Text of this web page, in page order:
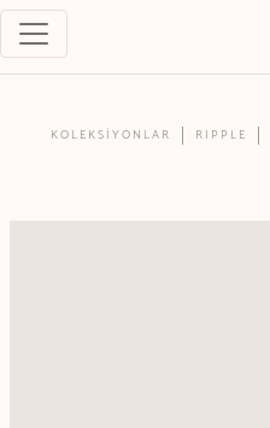
KOLEKSİYONLAR RIPPLE